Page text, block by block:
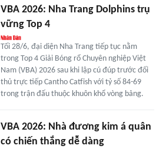
VBA 2026: Nha Trang Dolphins trụ
vững Top 4
Tối 28/6, đại diện Nha Trang tiếp tục nằm
trong Top 4 Giải Bóng rổ Chuyên nghiệp Việt
Nam (VBA) 2026 sau khi lập cú đúp trước đối
thủ trực tiếp Cantho Catfish với tỷ số 84-69
trong trận đấu thuộc khuôn khổ vòng bảng.
VBA 2026: Nhà đương kim á quân
có chiến thắng dễ dàng